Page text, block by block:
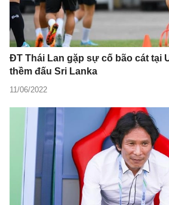
ĐT Thái Lan gặp sự cố bão cát tại
thềm đấu Sri Lanka
11/06/2022